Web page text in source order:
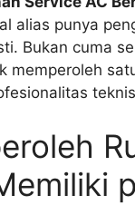
alias punya
Bukan cuma
memperoleh